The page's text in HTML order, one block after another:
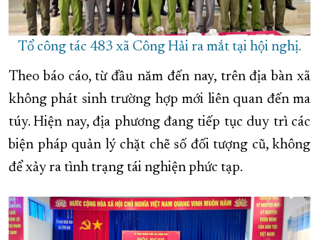
Tổ công tác 483 xã Công Hải ra mắt tại hội nghị.
Theo báo cáo, từ đầu năm đến nay, trên địa bàn xã
không phát sinh trường hợp mới liên quan đến ma
túy. Hiện nay, địa phương đang tiếp tục duy trì các
biện pháp quản lý chặt chẽ số đối tượng cũ, không
để xảy ra tình trạng tái nghiện phức tạp.